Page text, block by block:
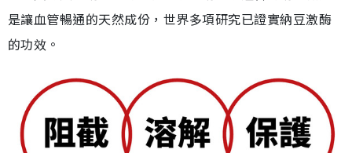
是讓血管暢通的天然成份，世界多項研究已證實納豆激酶
的功效。